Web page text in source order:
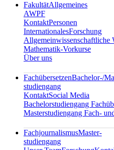
FakultätAllgemeines
AWPF
KontaktPersonen
InternationalesForschung
Mathematik-Vorkurse
Über uns
FachübersetzenBachelor-/
studiengang
KontaktSocial Media
Bachelorstudiengang
Masterstudiengang Fach-
FachjournalismusMaster-
studiengang